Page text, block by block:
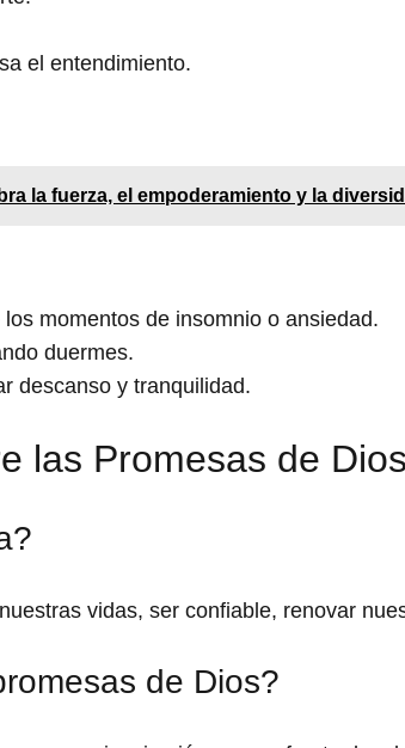
el entendimiento.
la fuerza, el empoderamiento y la
momentos de insomnio o ansiedad.
duermes.
descanso y tranquilidad.
las Promesas de Dios
vidas, ser confiable, renovar
de Dios?